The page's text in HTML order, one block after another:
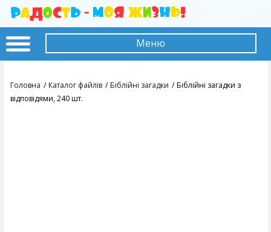
Меню
Головна Каталог файлів Біблійні загадки
Біблійні загадки з
відповідями, 240 шт.